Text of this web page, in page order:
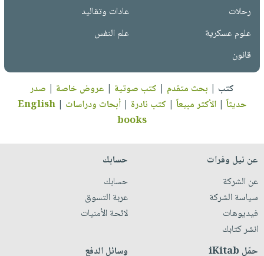
رحلات
عادات وتقاليد
علوم عسكرية
علم النفس
قانون
كتب | بحث متقدم | كتب صوتية | عروض خاصة | صدر
حديثاً |الأكثر مبيعاً | كتب نادرة |أبحاث ودراسات |
English
books
عن نيل وفرات
عن الشركة
سياسة الشركة
فيديوهات
انشر كتابك
حسابك
حسابك
عربة التسوق
لائحة الأمنيات
حمّل iKitab وسائل الدفع